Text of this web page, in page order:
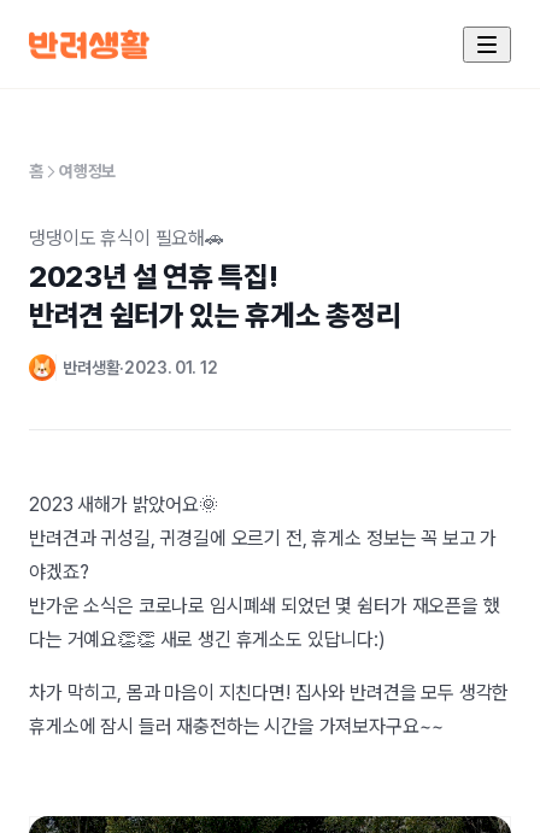
홈 여행정보
댕댕이도 휴식이 필요해🚗
2023년 설 연휴 특집!
반려견 쉼터가 있는 휴게소 총정리
반려생활 2023. 01. 12
2023 새해가 밝았어요🌞
반려견과 귀성길, 귀경길에 오르기 전, 휴게소 정보는 꼭 보고 가
야겠죠?
반가운 소식은 코로나로 임시폐쇄 되었던 몇 쉼터가 재오픈을 했
다는 거예요👏👏 새로 생긴 휴게소도 있답니다:)
차가 막히고, 몸과 마음이 지친다면! 집사와 반려견을 모두 생각한
휴게소에 잠시 들러 재충전하는 시간을 가져보자구요~~